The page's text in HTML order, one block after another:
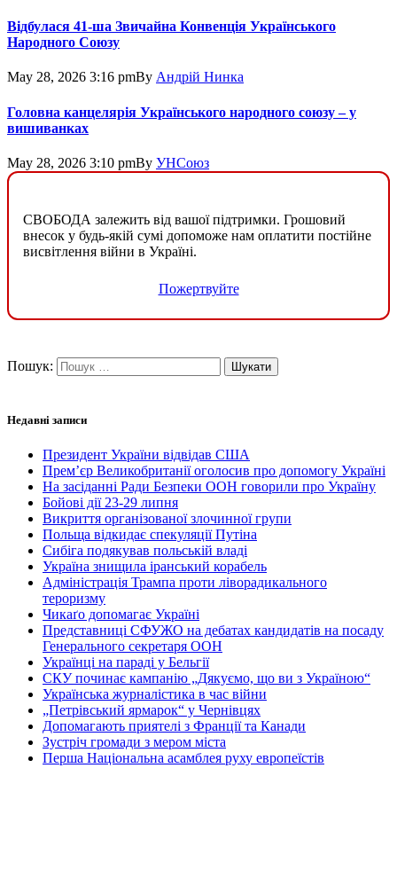
Відбулася 41-ша Звичайна Конвенція Українського
Народного Союзу
May 28, 2026 3:16 pmBy Андрій Нинка
Головна канцелярія Українського народного союзу – у
вишиванках
May 28, 2026 3:10 pmBy УНСоюз
СВОБОДА залежить від вашої підтримки. Грошовий
внесок у будь-якій сумі допоможе нам оплатити постійне
висвітлення війни в Україні.
Пожертвуйте
Пошук:
Недавні записи
Президент України відвідав США
Прем’єр Великобританії оголосив про допомогу Україні
На засіданні Ради Безпеки ООН говорили про Україну
Бойові дії 23-29 липня
Викриття організованої злочинної групи
Польща відкидає спекуляції Путіна
Сибіга подякував польській владі
Україна знищила іранський корабель
Адміністрація Трампа проти ліворадикального
тероризму
Чикаґо допомагає Україні
Представниці СФУЖО на дебатах кандидатів на посаду
Генерального секретаря ООН
Українці на параді у Бельгії
СКУ починає кампанію „Дякуємо, що ви з Україною“
Українська журналістика в час війни
„Петрівський ярмарок“ у Чернівцях
Допомагають приятелі з Франції та Канади
Зустріч громади з мером міста
Перша Національна асамблея руху европеїстів